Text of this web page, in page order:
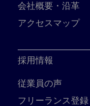
会社概要・沿革
アクセスマップ
採用情報
従業員の声
フリーランス登録